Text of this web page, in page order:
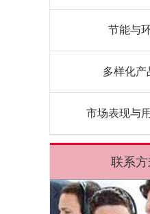
节能与
多样化产
市场表现与
联系